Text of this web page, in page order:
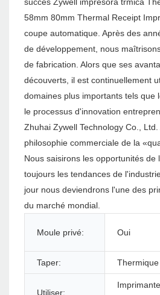
58mm 80mm Thermal Receipt
coupe automatique. Après des
de développement, nous
de fabrication. Alors que ses
découverts, il est continuellement
domaines plus importants tels que
le processus d'innovation
Zhuhai Zywell Technology Co.,
philosophie commerciale de la
Nous saisirons les opportunités de
toujours les tendances de
jour nous deviendrons l'une des
du marché mondial.
Moule privé: Oui
Taper: Thermique
Utiliser: